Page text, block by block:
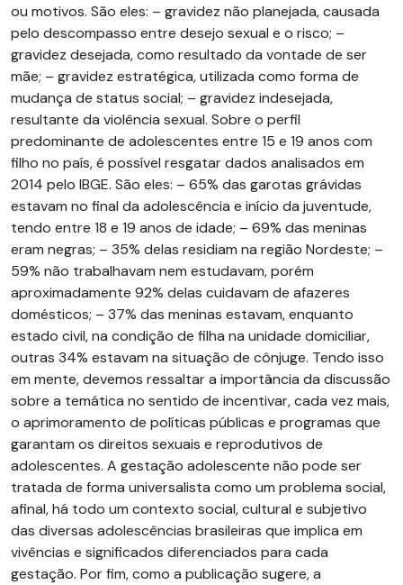
ou motivos. São eles: – gravidez não planejada, causada
pelo descompasso entre desejo sexual e o risco; –
gravidez desejada, como resultado da vontade de ser
mãe; – gravidez estratégica, utilizada como forma de
mudança de status social; – gravidez indesejada,
resultante da violência sexual. Sobre o perfil
predominante de adolescentes entre 15 e 19 anos com
filho no país, é possível resgatar dados analisados em
2014 pelo IBGE. São eles: – 65% das garotas grávidas
estavam no final da adolescência e início da juventude,
tendo entre 18 e 19 anos de idade; – 69% das meninas
eram negras; – 35% delas residiam na região Nordeste; –
59% não trabalhavam nem estudavam, porém
aproximadamente 92% delas cuidavam de afazeres
domésticos; – 37% das meninas estavam, enquanto
estado civil, na condição de filha na unidade domiciliar,
outras 34% estavam na situação de cônjuge. Tendo isso
em mente, devemos ressaltar a importância da discussão
sobre a temática no sentido de incentivar, cada vez mais,
o aprimoramento de políticas públicas e programas que
garantam os direitos sexuais e reprodutivos de
adolescentes. A gestação adolescente não pode ser
tratada de forma universalista como um problema social,
afinal, há todo um contexto social, cultural e subjetivo
das diversas adolescências brasileiras que implica em
vivências e significados diferenciados para cada
gestação. Por fim, como a publicação sugere, a